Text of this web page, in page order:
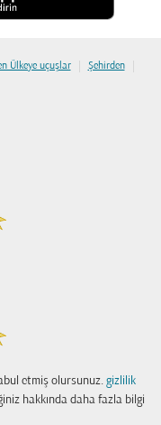
etmiş olursunuz. gizlilik
hakkında daha fazla bilgi
Ülkeye uçuşlar | Şehirden |